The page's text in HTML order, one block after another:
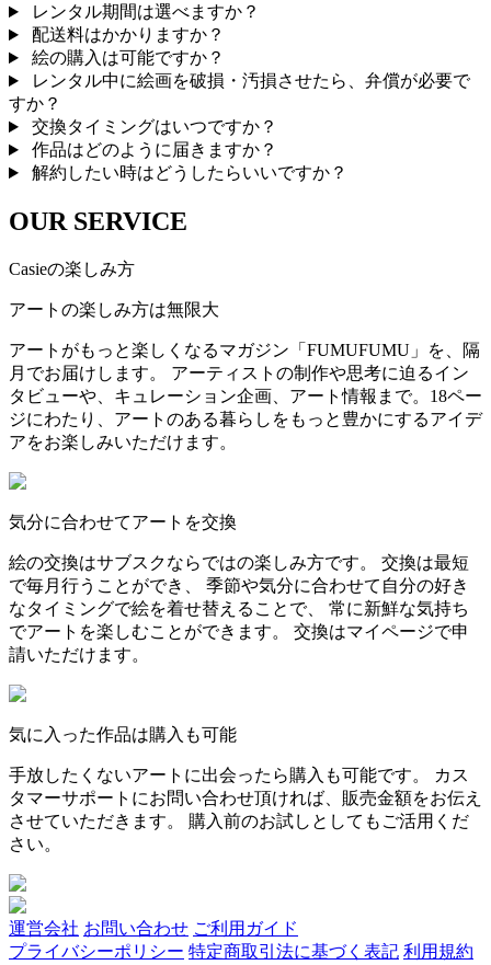
レンタル期間は選べますか？
配送料はかかりますか？
絵の購入は可能ですか？
レンタル中に絵画を破損・汚損させたら、弁償が必要で
すか？
交換タイミングはいつですか？
作品はどのように届きますか？
解約したい時はどうしたらいいですか？
OUR SERVICE
Casieの楽しみ方
アートの楽しみ方は無限大
アートがもっと楽しくなるマガジン「FUMUFUMU」を、隔
月でお届けします。 アーティストの制作や思考に迫るイン
タビューや、キュレーション企画、アート情報まで。18ペー
ジにわたり、アートのある暮らしをもっと豊かにするアイデ
アをお楽しみいただけます。
気分に合わせてアートを交換
絵の交換はサブスクならではの楽しみ方です。 交換は最短
で毎月行うことができ、 季節や気分に合わせて自分の好き
なタイミングで絵を着せ替えることで、 常に新鮮な気持ち
でアートを楽しむことができます。 交換はマイページで申
請いただけます。
気に入った作品は購入も可能
手放したくないアートに出会ったら購入も可能です。 カス
タマーサポートにお問い合わせ頂ければ、販売金額をお伝え
させていただきます。 購入前のお試しとしてもご活用くだ
さい。
運営会社 お問い合わせ ご利用ガイド
プライバシーポリシー 特定商取引法に基づく表記 利用規約